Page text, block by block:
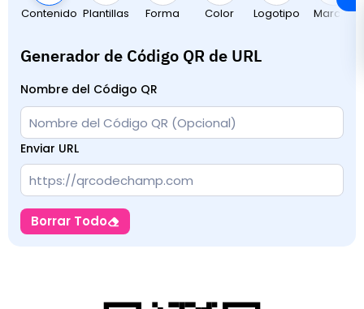
Contenido Plantillas Forma Color Logotipo Marcos
Generador de Código QR de URL
Nombre del Código QR
Enviar URL
Borrar Todo